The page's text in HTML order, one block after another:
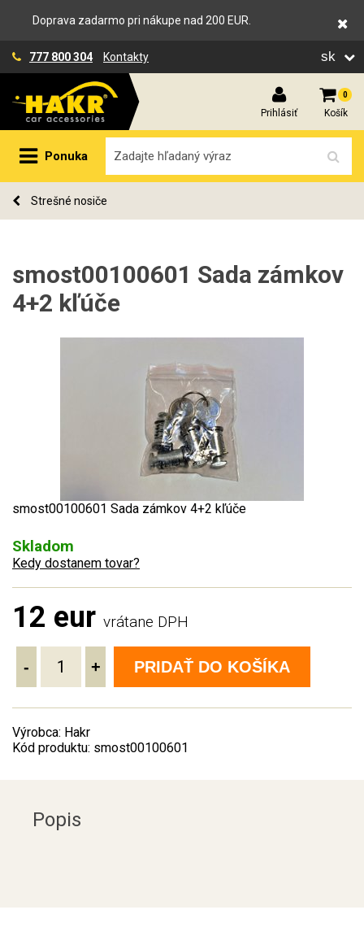
Doprava zadarmo pri nákupe nad 200 EUR.
777 800 304 Kontakty sk
Prihlásiť
0
Košík
Ponuka
Strešné nosiče
smost00100601 Sada zámkov
4+2 kľúče
smost00100601 Sada zámkov 4+2 kľúče
Skladom
Kedy dostanem tovar?
12 eur vrátane DPH
- + PRIDAŤ DO KOŠÍKA
Výrobca: Hakr
Kód produktu: smost00100601
Popis